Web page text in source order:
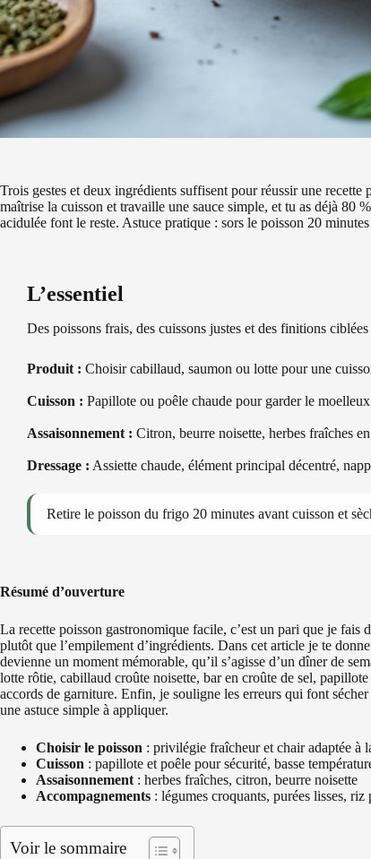
Trois gestes et deux ingrédients suffisent pour réussir une
maîtrise la cuisson et travaille une sauce simple, et tu as déjà 80
acidulée font le reste. Astuce pratique : sors le poisson 20
L’essentiel
Des poissons frais, des cuissons justes et des finitions
Produit : Choisir cabillaud, saumon ou lotte pour une
Cuisson : Papillote ou poêle chaude pour garder le moelleux
Assaisonnement : Citron, beurre noisette, herbes fraîches
Dressage : Assiette chaude, élément principal décentré,
Retire le poisson du frigo 20 minutes avant cuisson et
Résumé d’ouverture
La recette poisson gastronomique facile, c’est un pari que je
plutôt que l’empilement d’ingrédients. Dans cet article je te
devienne un moment mémorable, qu’il s’agisse d’un dîner de
lotte rôtie, cabillaud croûte noisette, bar en croûte de sel,
accords de garniture. Enfin, je souligne les erreurs qui font
une astuce simple à appliquer.
Choisir le poisson : privilégie fraîcheur et chair adaptée à
Cuisson : papillote et poêle pour sécurité, basse
Assaisonnement : herbes fraîches, citron, beurre noisette
Accompagnements : légumes croquants, purées lisses, riz
Voir le sommaire